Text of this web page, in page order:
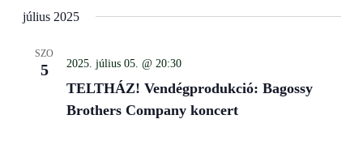
július 2025
SZO
5 2025. július 05. @ 20:30
TELTHÁZ! Vendégprodukció: Bagossy
Brothers Company koncert